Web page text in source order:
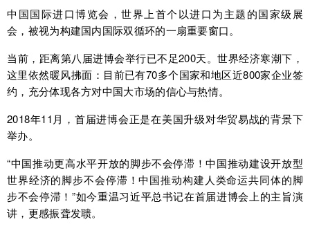
中国国际进口博览会，世界上首个以进口为主题的国家级展
会，被视为构建国内国际双循环的一扇重要窗口。
当前，距离第八届进博会举行已不足200天。世界经济寒潮下，
这里依然暖风拂面：目前已有70多个国家和地区近800家企业签
约，充分体现各方对中国大市场的信心与热情。
2018年11月，首届进博会正是在美国升级对华贸易战的背景下
举办。
“中国推动更高水平开放的脚步不会停滞！中国推动建设开放型
世界经济的脚步不会停滞！中国推动构建人类命运共同体的脚
步不会停滞！”如今重温习近平总书记在首届进博会上的主旨演
讲，更感振聋发聩。